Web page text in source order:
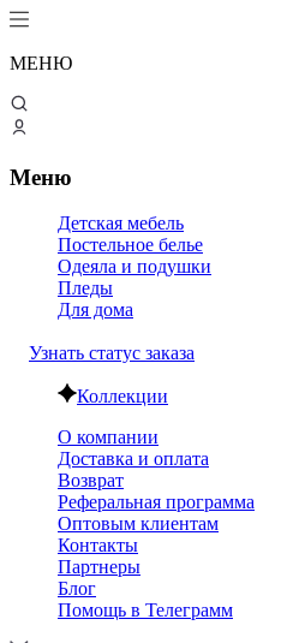
МЕНЮ
Меню
Детская мебель
Постельное белье
Одеяла и подушки
Пледы
Для дома
Узнать статус заказа
Коллекции
О компании
Доставка и оплата
Возврат
Реферальная программа
Оптовым клиентам
Контакты
Партнеры
Блог
Помощь в Телеграмм